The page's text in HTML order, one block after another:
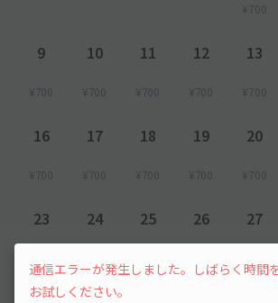
¥700
9
¥700
10
¥700
11
¥700
12
¥700
13
¥700
16
¥700
17
¥700
18
¥700
19
¥700
20
¥700
23 24 25 26 27
通信エラーが発生しました。しばらく時間
お試しください。